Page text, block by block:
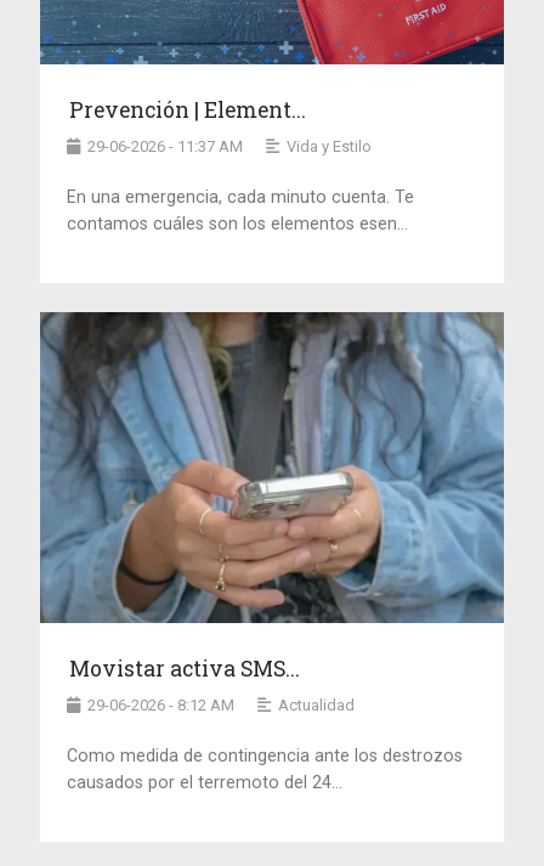
Prevención | Element...
29-06-2026 - 11:37 AM Vida y Estilo
En una emergencia, cada minuto cuenta. Te
contamos cuáles son los elementos esen...
Movistar activa SMS...
29-06-2026 - 8:12 AM Actualidad
Como medida de contingencia ante los destrozos
causados por el terremoto del 24...